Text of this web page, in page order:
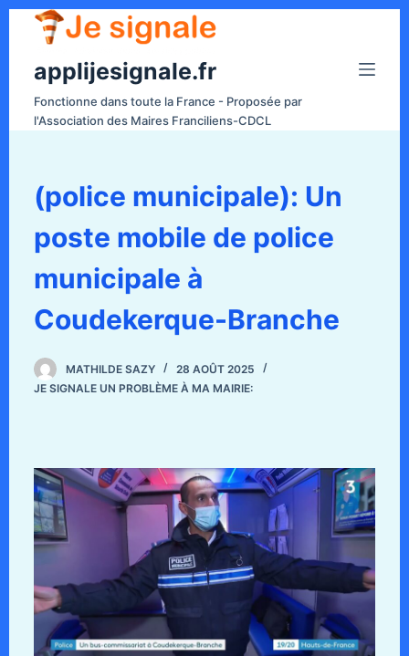
applijesignale.fr
Fonctionne dans toute la France - Proposée par
l'Association des Maires Franciliens-CDCL
(police municipale): Un
poste mobile de police
municipale à
Coudekerque-Branche
MATHILDE SAZY
28 AOÛT 2025
JE SIGNALE UN PROBLÈME À MA MAIRIE: